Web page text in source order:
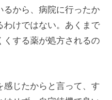
るから、病院に行ったか
わけではない。あくまで
する薬が処方されるの
じたからと言って、す